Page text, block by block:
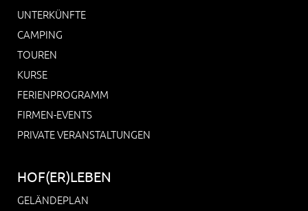
UNTERKÜNFTE
CAMPING
TOUREN
KURSE
FERIENPROGRAMM
FIRMEN-EVENTS
PRIVATE VERANSTALTUNGEN
HOF(ER)LEBEN
GELÄNDEPLAN